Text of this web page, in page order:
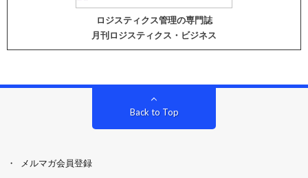
ロジスティクス管理の専門誌
月刊ロジスティクス・ビジネス
Back to Top
メルマガ会員登録